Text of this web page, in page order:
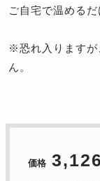
ご自宅で温めるだ
※恐れ入りますが
ん。
価格